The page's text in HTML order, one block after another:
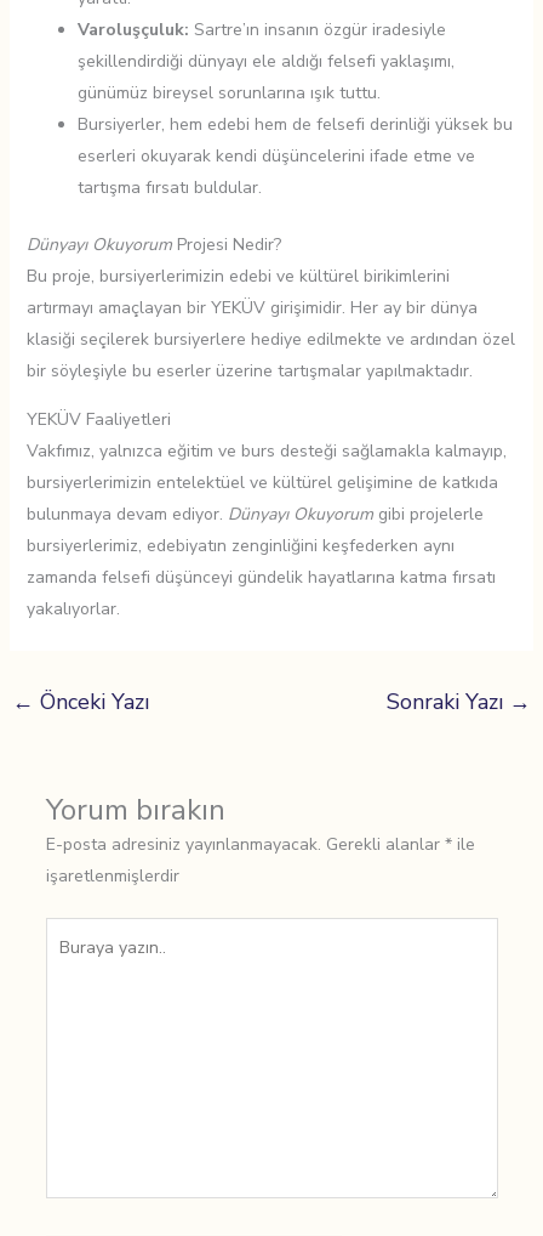
Varoluşçuluk: Sartre’ın insanın özgür iradesiyle
şekillendirdiği dünyayı ele aldığı felsefi yaklaşımı,
günümüz bireysel sorunlarına ışık tuttu.
Bursiyerler, hem edebi hem de felsefi derinliği yüksek bu
eserleri okuyarak kendi düşüncelerini ifade etme ve
tartışma fırsatı buldular.
Dünyayı OkuyorumProjesi Nedir?
Bu proje, bursiyerlerimizin edebi ve kültürel birikimlerini
artırmayı amaçlayan bir YEKÜV girişimidir. Her ay bir dünya
klasiği seçilerek bursiyerlere hediye edilmekte ve ardından özel
bir söyleşiyle bu eserler üzerine tartışmalar yapılmaktadır.
YEKÜV Faaliyetleri
Vakfımız, yalnızca eğitim ve burs desteği sağlamakla kalmayıp,
bursiyerlerimizin entelektüel ve kültürel gelişimine de katkıda
bulunmaya devam ediyor. Dünyayı Okuyorumgibi projelerle
bursiyerlerimiz, edebiyatın zenginliğini keşfederken aynı
zamanda felsefi düşünceyi gündelik hayatlarına katma fırsatı
yakalıyorlar.
← Önceki Yazı Sonraki Yazı →
Yorum bırakın
E-posta adresiniz yayınlanmayacak. Gerekli alanlar *ile
işaretlenmişlerdir